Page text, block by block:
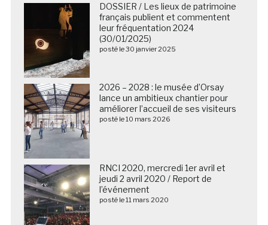
DOSSIER / Les lieux de patrimoine
français publient et commentent
leur fréquentation 2024
(30/01/2025)
posté le 30 janvier 2025
2026 – 2028 : le musée d’Orsay
lance un ambitieux chantier pour
améliorer l’accueil de ses visiteurs
posté le 10 mars 2026
RNCI 2020, mercredi 1er avril et
jeudi 2 avril 2020 / Report de
l’événement
posté le 11 mars 2020